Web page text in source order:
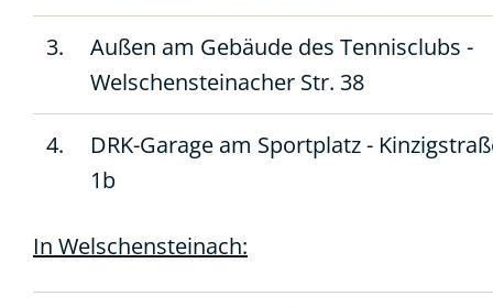
3.
Außen am Gebäude des Tennisclubs -
Welschensteinacher Str. 38
4.
DRK-Garage am Sportplatz -
1b
In Welschensteinach: